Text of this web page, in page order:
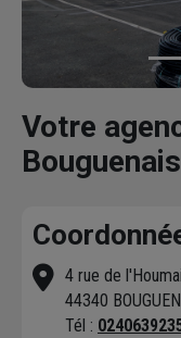
Votre
Bouguenais
4 rue de
44340
Tél :